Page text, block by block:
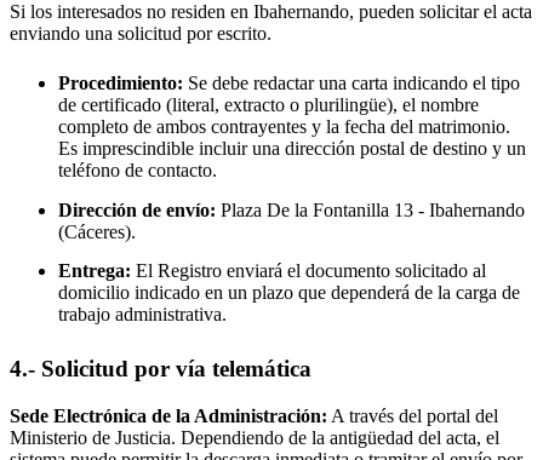
Si los interesados no residen en Ibahernando, pueden solicitar el acta
enviando una solicitud por escrito.
Procedimiento: Se debe redactar una carta indicando el tipo
de certificado (literal, extracto o plurilingüe), el nombre
completo de ambos contrayentes y la fecha del matrimonio.
Es imprescindible incluir una dirección postal de destino y un
teléfono de contacto.
Dirección de envío: Plaza De la Fontanilla 13 - Ibahernando
(Cáceres).
Entrega: El Registro enviará el documento solicitado al
domicilio indicado en un plazo que dependerá de la carga de
trabajo administrativa.
4.- Solicitud por vía telemática
Sede Electrónica de la Administración: A través del portal del
Ministerio de Justicia. Dependiendo de la antigüedad del acta, el